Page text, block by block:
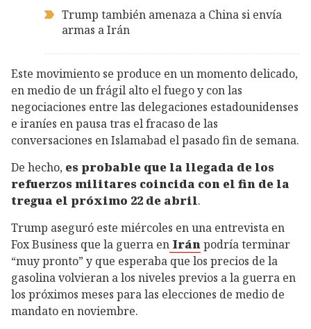
Trump también amenaza a China si envía
armas a Irán
Este movimiento se produce en un momento delicado,
en medio de un frágil alto el fuego y con las
negociaciones entre las delegaciones estadounidenses
e iraníes en pausa tras el fracaso de las
conversaciones en Islamabad el pasado fin de semana.
De hecho, es probable que la llegada de los
refuerzos militares coincida con el fin de la
tregua el próximo 22 de abril.
Trump aseguró este miércoles en una entrevista en
Fox Business que la guerra en Iránpodría terminar
“muy pronto” y que esperaba que los precios de la
gasolina volvieran a los niveles previos a la guerra en
los próximos meses para las elecciones de medio de
mandato en noviembre.